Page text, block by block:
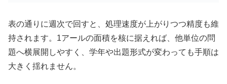
表の通りに週次で回すと、処理速度が上がりつつ精度も維
持されます。1アールの面積を核に据えれば、他単位の問
題へ横展開しやすく、学年や出題形式が変わっても手順は
大きく揺れません。